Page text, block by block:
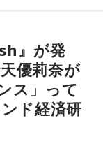
2026』
ヒルズ モーツ
ール
/ AKAMONE /
CALL. /
/ IBUKI /
/ Wisteria /
いやー / エイハ
たらよ / 雨烏 /
LAIN / いろか
/ OKYO / 奥崎
kasane / 叶夢 /
赤字と黒字の考
閣の方針まで、
く解説するほ
ンスはどうなる
の "さえちゃん"
っかり理解する
』が発
優莉奈が
ス」って
ド経済研